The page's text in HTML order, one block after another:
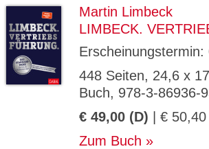
Martin Limbeck
LIMBECK.
Erscheinungstermin:
448 Seiten, 24,6 x
Buch, 978-3-86936-
€ 49,00 (D) | €
Zum Buch